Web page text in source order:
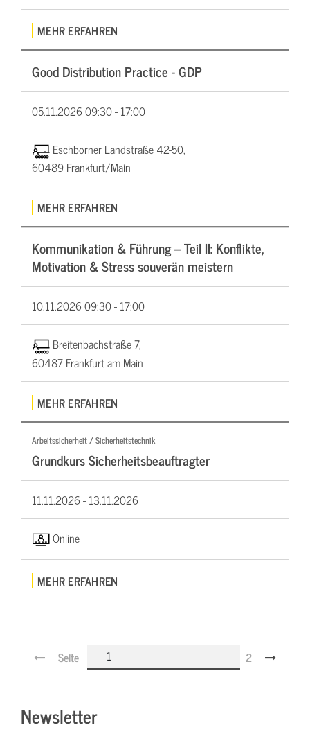
MEHR ERFAHREN
Good Distribution Practice - GDP
05.11.202609:30 - 17:00
Eschborner Landstraße 42-50,
60489 Frankfurt/Main
MEHR ERFAHREN
Kommunikation & Führung – Teil II: Konflikte,
Motivation & Stress souverän meistern
10.11.202609:30 - 17:00
Breitenbachstraße 7,
60487 Frankfurt am Main
MEHR ERFAHREN
Arbeitssicherheit / Sicherheitstechnik
Grundkurs Sicherheitsbeauftragter
11.11.2026 -13.11.2026
Online
MEHR ERFAHREN
Seite 2
Newsletter